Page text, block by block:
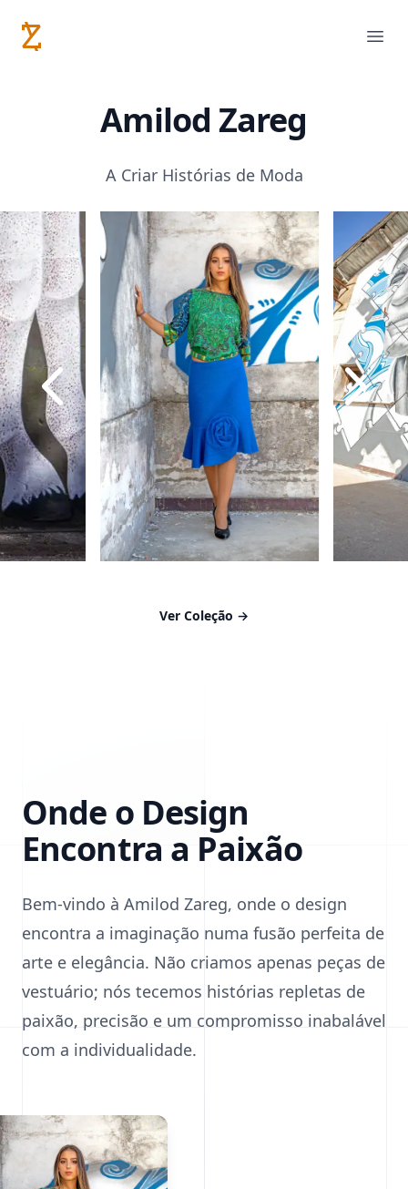
Amilod Zareg
Amilod Zareg
A Criar Histórias de Moda
Ver Coleção →
Onde o Design
Encontra a Paixão
Bem-vindo à Amilod Zareg, onde o design
encontra a imaginação numa fusão perfeita de
arte e elegância. Não criamos apenas peças de
vestuário; nós tecemos histórias repletas de
paixão, precisão e um compromisso inabalável
com a individualidade.